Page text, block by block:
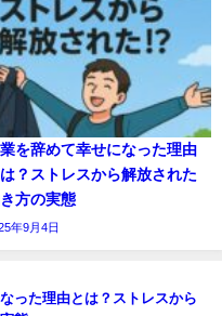
を辞めて幸せになった理由
？ストレスから解放された
方の実態
年9月4日
った理由とは？ストレスから